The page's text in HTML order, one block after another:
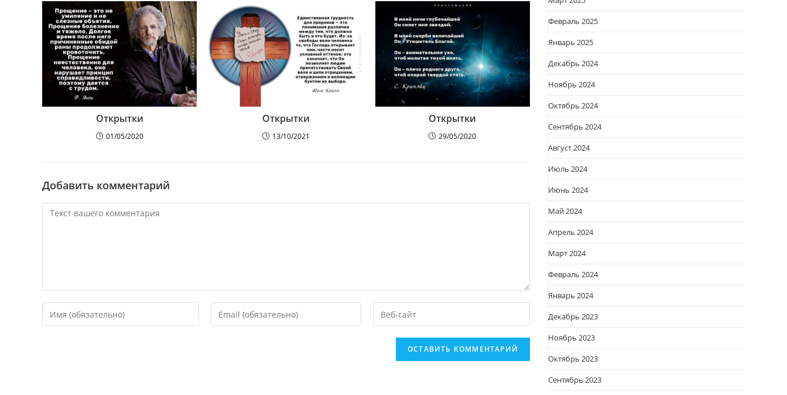
Открытки
01/05/2020
Открытки
13/10/2021
Открытки
29/05/2020
Добавить комментарий
Февраль 2025
Январь 2025
Декабрь 2024
Ноябрь 2024
Октябрь 2024
Сентябрь 2024
Август 2024
Июль 2024
Июнь 2024
Май 2024
Апрель 2024
Март 2024
Февраль 2024
Январь 2024
Декабрь 2023
Ноябрь 2023
Октябрь 2023
Сентябрь 2023